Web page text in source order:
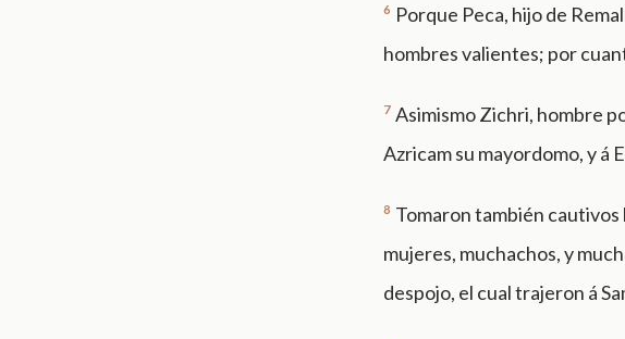
6 Porque Peca, hijo de
hombres valientes; por
7 Asimismo Zichri, hombre
Azricam su mayordomo, y á
8 Tomaron también cautivos
mujeres, muchachos, y
despojo, el cual trajeron á